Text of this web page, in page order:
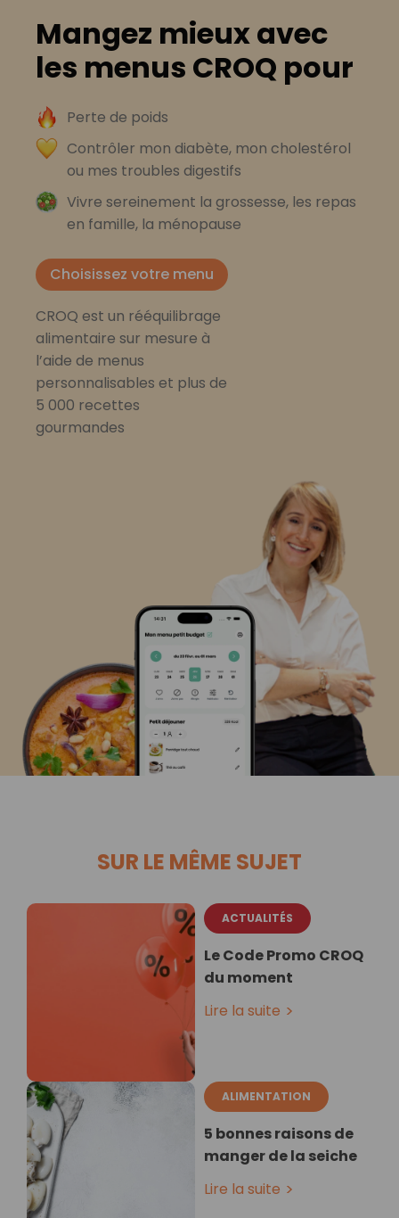
Mangez mieux avec
les menus CROQ pour
Perte de poids
Contrôler mon diabète, mon cholestérol
ou mes troubles digestifs
Vivre sereinement la grossesse, les repas
en famille, la ménopause
Choisissez votre menu
CROQ est un rééquilibrage
alimentaire sur mesure à
l’aide de menus
personnalisables et plus de
5 000 recettes
gourmandes
SUR LE MÊME SUJET
ACTUALITÉS
Le Code Promo CROQ
du moment
Lire la suite
ALIMENTATION
5 bonnes raisons de
manger de la seiche
Lire la suite